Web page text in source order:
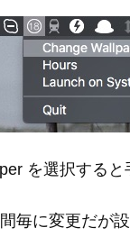
を選択すると
毎に変更だが